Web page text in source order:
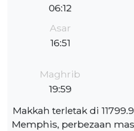
06:12
Asar
16:51
Maghrib
19:59
Makkah terletak di
Memphis, perbezaan